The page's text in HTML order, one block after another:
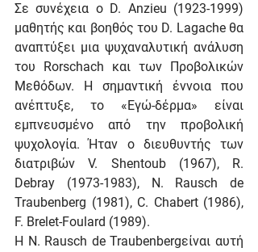
Σε συνέχεια ο D. Anzieu (1923-1999)
μαθητής και βοηθός του D. Lagache θα
αναπτύξει μια ψυχαναλυτική ανάλυση
του Rorschach και των Προβολικών
Μεθόδων. Η σημαντική έννοια που
ανέπτυξε, το «Εγώ-δέρμα» είναι
εμπνευσμένο από την προβολική
ψυχολογία. Ήταν ο διευθυντής των
διατριβών V. Shentoub (1967), R.
Debray (1973-1983), N. Rausch de
Traubenberg (1981), C. Chabert (1986),
F. Brelet-Foulard (1989).
Η N. Rausch de Traubenbergείναι αυτή